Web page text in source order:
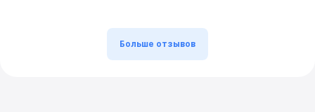
Больше отзывов